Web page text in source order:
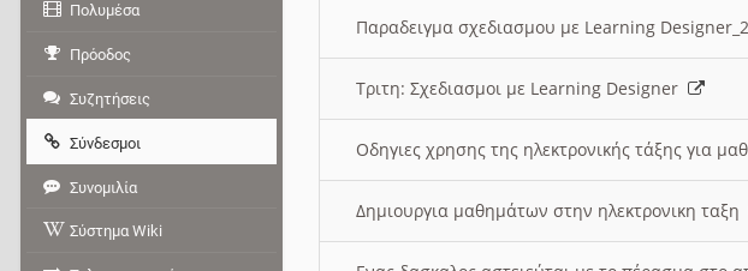
Παραδειγμα σχεδιασμου με Learning
Τριτη: Σχεδιασμοι με Learning Designer
Οδηγιες χρησης της ηλεκτρονικής τάξης για
Δημιουργια μαθημάτων στην ηλεκτρονικη
Πολυμέσα
Πρόοδος
Συζητήσεις
Σύνδεσμοι
Συνομιλία
Σύστημα Wiki